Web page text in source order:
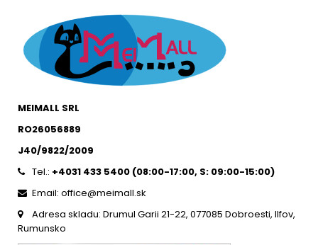
MEIMALL SRL
RO26056889
J40/9822/2009
Tel.: +4031 433 5400 (08:00-17:00, S: 09:00-15:00)
Email: office@meimall.sk
Adresa skladu: Drumul Garii 21-22, 077085 Dobroesti, Ilfov,
Rumunsko